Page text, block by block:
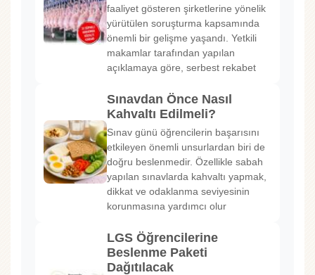
faaliyet gösteren şirketlerine yönelik
yürütülen soruşturma kapsamında
önemli bir gelişme yaşandı. Yetkili
makamlar tarafından yapılan
açıklamaya göre, serbest rekabet
Sınavdan Önce Nasıl
Kahvaltı Edilmeli?
Sınav günü öğrencilerin başarısını
etkileyen önemli unsurlardan biri de
doğru beslenmedir. Özellikle sabah
yapılan sınavlarda kahvaltı yapmak,
dikkat ve odaklanma seviyesinin
korunmasına yardımcı olur
LGS Öğrencilerine
Beslenme Paketi
Dağıtılacak